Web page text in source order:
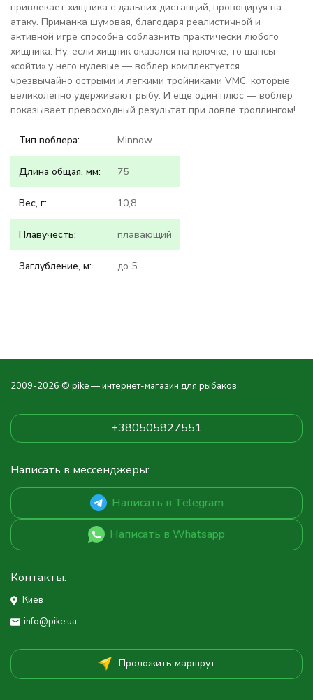
привлекает хищника с дальних дистанций, провоцируя на
атаку. Приманка шумовая, благодаря реалистичной и
активной игре способна соблазнить практически любого
хищника. Ну, если хищник оказался на крючке, то шансы
«сойти» у него нулевые — воблер комплектуется
чрезвычайно острыми и легкими тройниками VMC, которые
великолепно удерживают рыбу. И еще один плюс — воблер
показывает превосходный результат при ловле троллингом!
Тип воблера: Minnow
Длина общая, мм: 75
Вес, г: 10,8
Плавучесть: плавающий
Заглубление, м: до 5
2009-2026 © pike — интернет-магазин для рыбаков
+380505827551
Написать в мессенджеры:
Написать в Telegram
Написать в Whatsapp
Контакты:
Киев
info@pike.ua
Проложить маршрут